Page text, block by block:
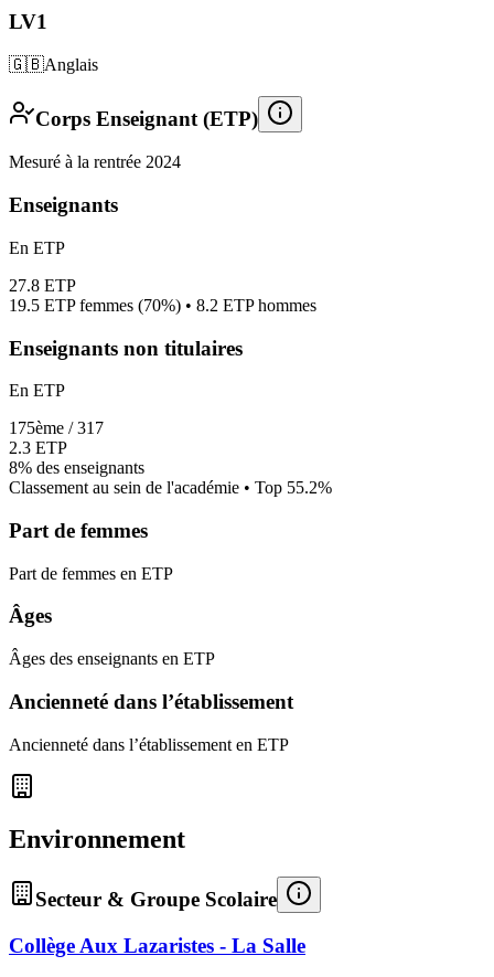
LV1
🇬🇧Anglais
Corps Enseignant (ETP)
Mesuré à la rentrée 2024
Enseignants
En ETP
27.8 ETP
19.5 ETP femmes (70%) • 8.2 ETP hommes
Enseignants non titulaires
En ETP
175ème /317
2.3 ETP
8% des enseignants
Classement au sein de l'académie • Top 55.2%
Part de femmes
Part de femmes en ETP
Âges
Âges des enseignants en ETP
Ancienneté dans l’établissement
Ancienneté dans l’établissement en ETP
Environnement
Secteur & Groupe Scolaire
Collège Aux Lazaristes - La Salle